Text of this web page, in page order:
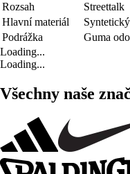
Rozsah
Streettalk
Hlavní materiál
Podrážka
Guma
Loading...
Loading...
Všechny naše